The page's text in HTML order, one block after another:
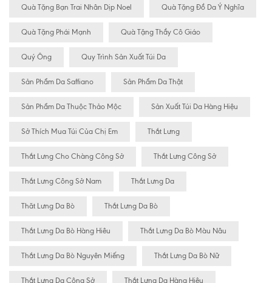
Quà Tặng Bạn Trai Nhân Dịp Noel Quà Tặng Đồ Da Ý Nghĩa
Quà Tặng Phái Mạnh Quà Tặng Thầy Cô Giáo
Quý Ông Quy Trình Sản Xuất Túi Da
Sản Phẩm Da Saffiano Sản Phẩm Da Thật
Sản Phẩm Da Thuộc Thảo Mộc Sản Xuất Túi Da Hàng Hiệu
Sở Thích Mua Túi Của Chị Em Thắt Lưng
Thắt Lưng Cho Chàng Công Sở Thắt Lưng Công Sở
Thắt Lưng Công Sở Nam Thắt Lưng Da
Thăt Lưng Da Bò Thắt Lưng Da Bò
Thắt Lưng Da Bò Hàng Hiêu Thắt Lưng Da Bò Màu Nâu
Thắt Lưng Da Bò Nguyên Miếng Thắt Lưng Da Bò Nữ
Thắt Lưng Da Công Sở Thắt Lưng Da Hàng Hiệu